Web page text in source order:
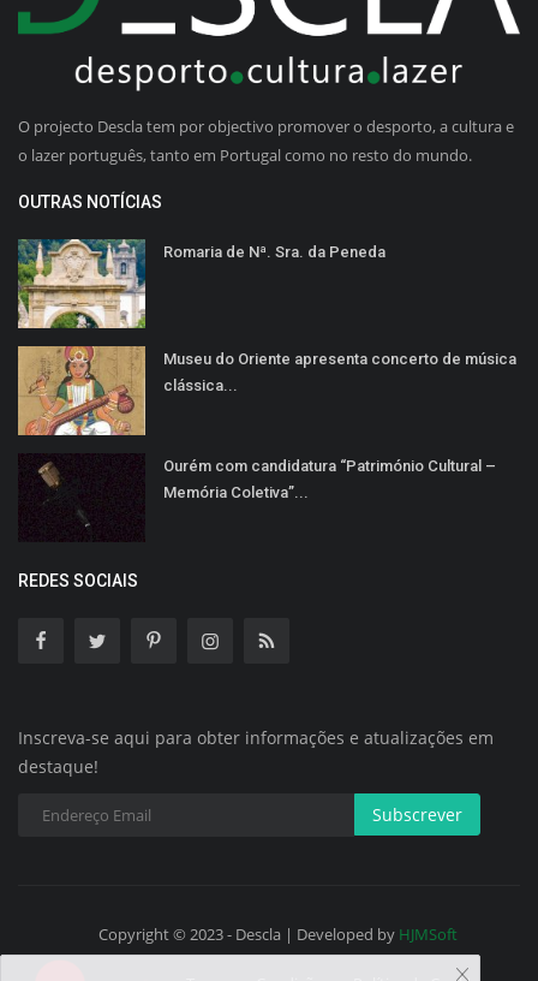
O projecto Descla tem por objectivo promover o desporto, a cultura e
o lazer português, tanto em Portugal como no resto do mundo.
OUTRAS NOTÍCIAS
Romaria de Nª. Sra. da Peneda
Museu do Oriente apresenta concerto de música
clássica...
Ourém com candidatura “Património Cultural –
Memória Coletiva”...
REDES SOCIAIS
Inscreva-se aqui para obter informações e atualizações em
destaque!
Subscrever
Copyright © 2023 - Descla | Developed by HJMSoft